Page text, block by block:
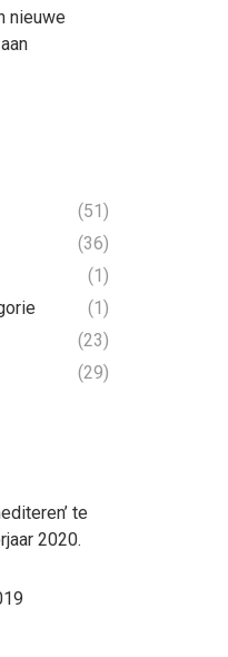
nieuwe
(51)
(36)
(1)
(1)
(23)
(29)
te
2020.